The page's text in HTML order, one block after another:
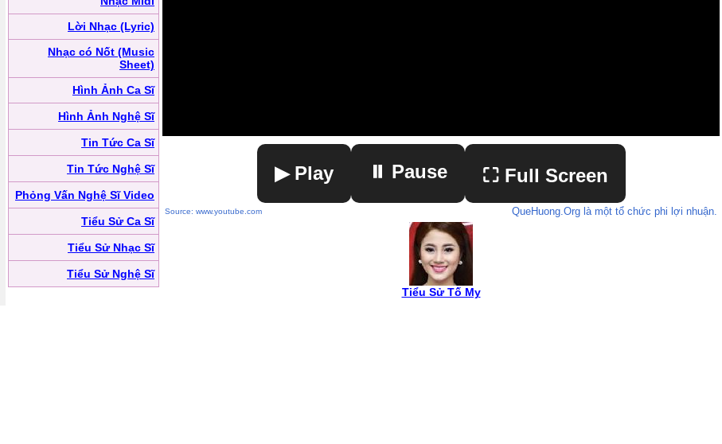
Lời Nhạc (Lyric)
Nhạc có Nốt (Music
Sheet)
Hình Ảnh Ca Sĩ
Hình Ảnh Nghệ Sĩ
Tin Tức Ca Sĩ
Tin Tức Nghệ Sĩ
Phỏng Vấn Nghệ Sĩ Video
Tiểu Sử Ca Sĩ
Tiểu Sử Nhạc Sĩ
Tiểu Sử Nghệ Sĩ
▶ Play
▶ Play ⏸ Pause ⛶ Full Screen
Source: www.youtube.com QueHuong.Org là một tổ chức phi lợi nhuận.
Tiểu Sử Tố My